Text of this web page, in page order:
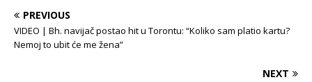
PREVIOUS
VIDEO | Bh. navijač postao hit u Torontu: “Koliko sam platio kartu?
Nemoj to ubit će me žena”
NEXT